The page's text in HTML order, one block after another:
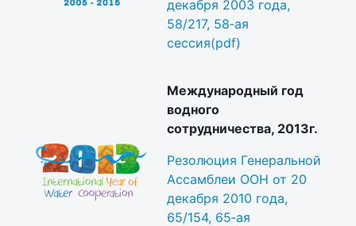
декабря 2003 года,
58/217, 58‐ая
сессия(pdf)
Международный год
водного
сотрудничества, 2013г.
Резолюция Генеральной
Ассамблеи ООН от 20
декабря 2010 года,
65/154, 65‐ая